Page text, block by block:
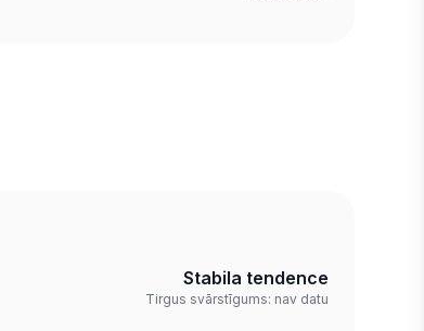
Stabila tendence
Tirgus svārstīgums: nav datu